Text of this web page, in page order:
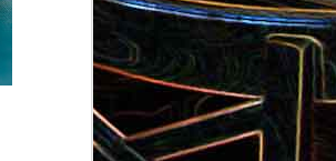
Gnocchi au pesto de
pistaches